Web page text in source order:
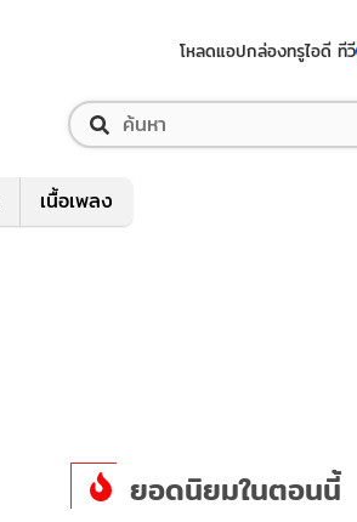
โหลดแอปกล่องทรูไอดี ทีวี
เนื้อเพลง
ยอดนิยมในตอนนี้